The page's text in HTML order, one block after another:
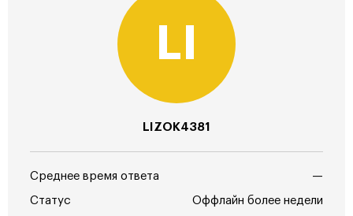
LIZOK4381
Среднее время ответа —
Статус Оффлайн более недели